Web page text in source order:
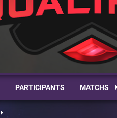
PARTICIPANTS MATCHS